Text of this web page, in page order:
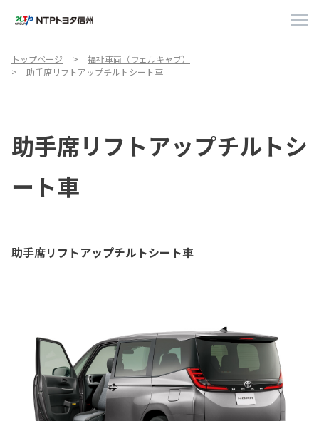
トップページ
福祉車両（ウェルキャブ）
助手席リフトアップチルトシート車
助手席リフトアップチルトシ
ート車
助手席リフトアップチルトシート車